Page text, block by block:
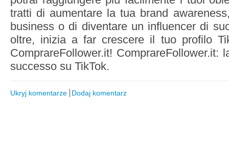
tratti di aumentare la tua brand
business o di diventare un influencer di
oltre, inizia a far crescere il tuo profilo
ComprareFollower.it! ComprareFollower.it:
successo su TikTok.
Ukryj komentarze Dodaj komentarz